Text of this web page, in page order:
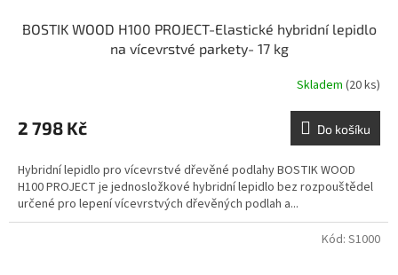
BOSTIK WOOD H100 PROJECT-Elastické hybridní lepidlo
na vícevrstvé parkety- 17 kg
Skladem (20 ks)
2 798 Kč Do košíku
Hybridní lepidlo pro vícevrstvé dřevěné podlahy BOSTIK WOOD
H100 PROJECT je jednosložkové hybridní lepidlo bez rozpouštědel
určené pro lepení vícevrstvých dřevěných podlah a...
Kód: S1000